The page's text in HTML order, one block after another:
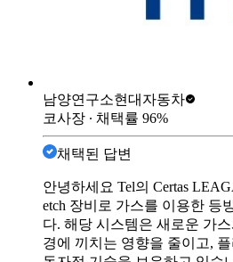
남양연구소현대자동차
코사장 ∙ 채택률 96%
채택된 답변
안녕하세요 Tel의 Certas
etch 장비로 가스를 이용한 등
다. 해당 시스템은 새로운 가
경에 끼치는 영향을 줄이고,